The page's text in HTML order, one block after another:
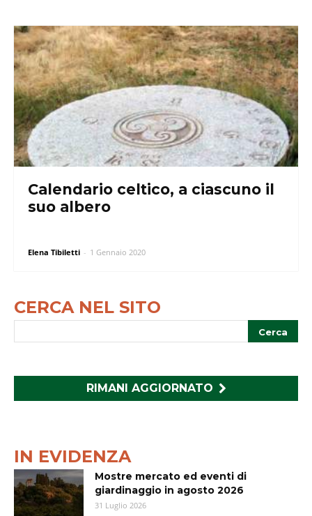
Calendario celtico, a ciascuno il
suo albero
Elena Tibiletti - 1 Gennaio 2020
CERCA NEL SITO
RIMANI AGGIORNATO
IN EVIDENZA
Mostre mercato ed eventi di
giardinaggio in agosto 2026
31 Luglio 2026